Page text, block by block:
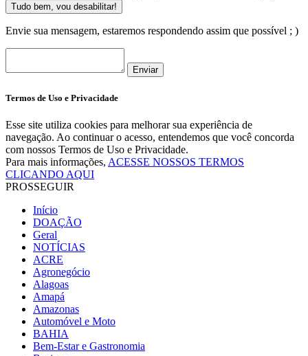
Tudo bem, vou desabilitar!
Envie sua mensagem, estaremos respondendo assim que possível ; )
Enviar
Termos de Uso e Privacidade
Esse site utiliza cookies para melhorar sua experiência de
navegação. Ao continuar o acesso, entendemos que você concorda
com nossos Termos de Uso e Privacidade.
Para mais informações, ACESSE NOSSOS TERMOS
CLICANDO AQUI
PROSSEGUIR
Início
DOAÇÃO
Geral
NOTÍCIAS
ACRE
Agronegócio
Alagoas
Amapá
Amazonas
Automóvel e Moto
BAHIA
Bem-Estar e Gastronomia